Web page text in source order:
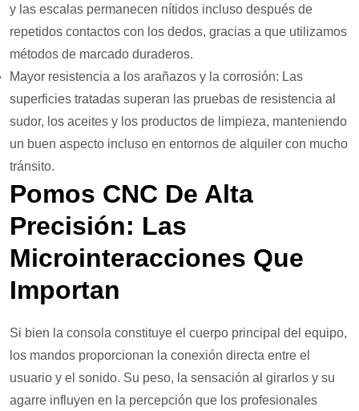
y las escalas permanecen nítidos incluso después de
repetidos contactos con los dedos, gracias a que utilizamos
métodos de marcado duraderos.
Mayor resistencia a los arañazos y la corrosión: Las
superficies tratadas superan las pruebas de resistencia al
sudor, los aceites y los productos de limpieza, manteniendo
un buen aspecto incluso en entornos de alquiler con mucho
tránsito.
Pomos CNC De Alta
Precisión: Las
Microinteracciones Que
Importan
Si bien la consola constituye el cuerpo principal del equipo,
los mandos proporcionan la conexión directa entre el
usuario y el sonido. Su peso, la sensación al girarlos y su
agarre influyen en la percepción que los profesionales